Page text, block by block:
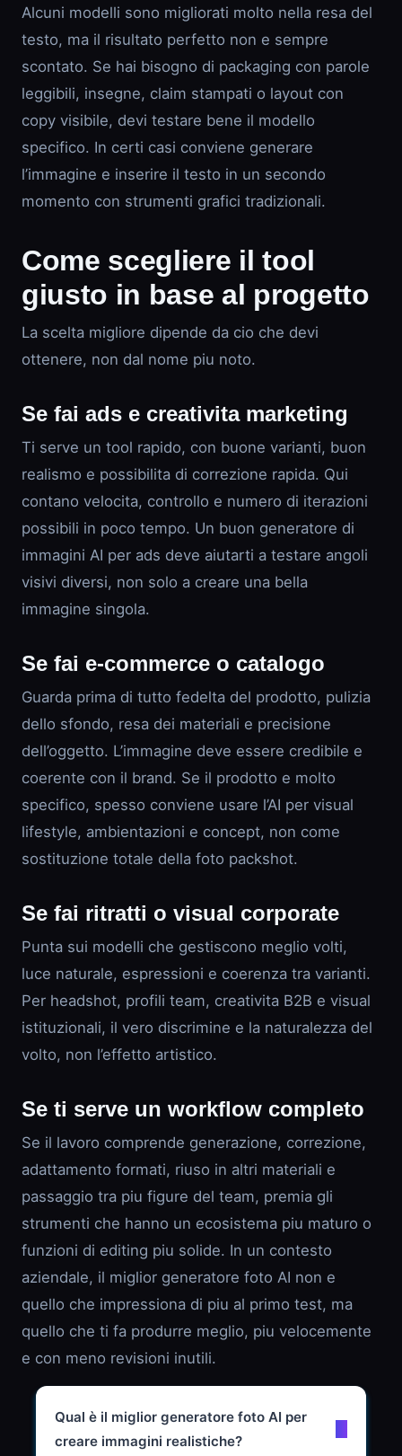
Alcuni modelli sono migliorati molto nella resa del
testo, ma il risultato perfetto non e sempre
scontato. Se hai bisogno di packaging con parole
leggibili, insegne, claim stampati o layout con
copy visibile, devi testare bene il modello
specifico. In certi casi conviene generare
l’immagine e inserire il testo in un secondo
momento con strumenti grafici tradizionali.
Come scegliere il tool
giusto in base al progetto
La scelta migliore dipende da cio che devi
ottenere, non dal nome piu noto.
Se fai ads e creativita marketing
Ti serve un tool rapido, con buone varianti, buon
realismo e possibilita di correzione rapida. Qui
contano velocita, controllo e numero di iterazioni
possibili in poco tempo. Un buon generatore di
immagini AI per ads deve aiutarti a testare angoli
visivi diversi, non solo a creare una bella
immagine singola.
Se fai e-commerce o catalogo
Guarda prima di tutto fedelta del prodotto, pulizia
dello sfondo, resa dei materiali e precisione
dell’oggetto. L’immagine deve essere credibile e
coerente con il brand. Se il prodotto e molto
specifico, spesso conviene usare l’AI per visual
lifestyle, ambientazioni e concept, non come
sostituzione totale della foto packshot.
Se fai ritratti o visual corporate
Punta sui modelli che gestiscono meglio volti,
luce naturale, espressioni e coerenza tra varianti.
Per headshot, profili team, creativita B2B e visual
istituzionali, il vero discrimine e la naturalezza del
volto, non l’effetto artistico.
Se ti serve un workflow completo
Se il lavoro comprende generazione, correzione,
adattamento formati, riuso in altri materiali e
passaggio tra piu figure del team, premia gli
strumenti che hanno un ecosistema piu maturo o
funzioni di editing piu solide. In un contesto
aziendale, il miglior generatore foto AI non e
quello che impressiona di piu al primo test, ma
quello che ti fa produrre meglio, piu velocemente
e con meno revisioni inutili.
Qual è il miglior generatore foto AI per
creare immagini realistiche?